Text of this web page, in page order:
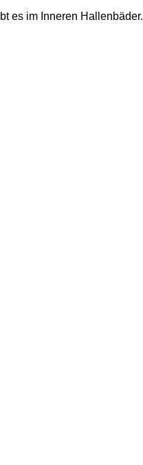
es im Inneren Hallenbäder.